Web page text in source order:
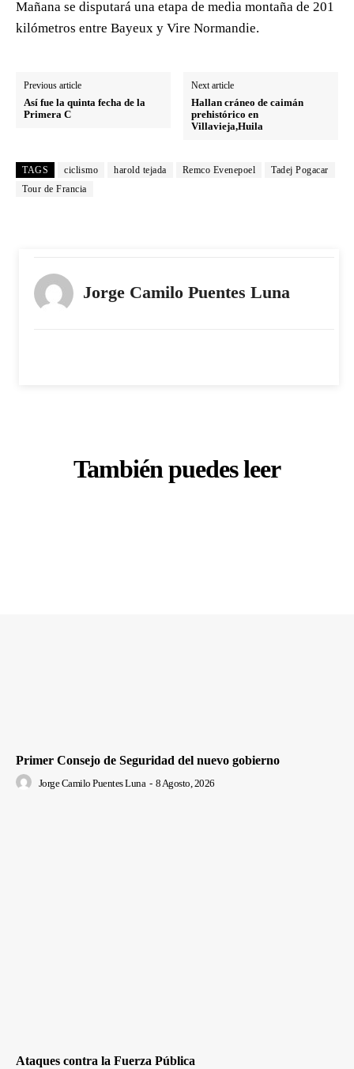
Mañana se disputará una etapa de media montaña de 201
kilómetros entre Bayeux y Vire Normandie.
Previous article
Así fue la quinta fecha de la
Primera C
Next article
Hallan cráneo de caimán
prehistórico en
Villavieja,Huila
TAGS ciclismo harold tejada Remco Evenepoel
Tadej Pogacar
Tour de Francia
Jorge Camilo Puentes Luna
También puedes leer
Primer Consejo de Seguridad del nuevo gobierno
Jorge Camilo Puentes Luna - 8 Agosto, 2026
Ataques contra la Fuerza Pública